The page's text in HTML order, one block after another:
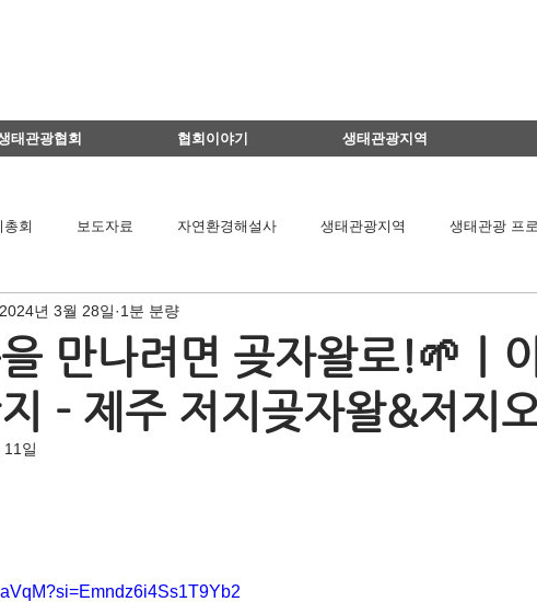
태관광협회 협회이야기 생태관광지역
총회 보도자료 자연환경해설사 생태관광지역 생태관광 프
이달의 생태관광지
연구용역관련 아카데미 간담회 기타 책 소개
만나려면 곶자왈로!🌱ㅣ
- 제주 저지곶자왈&저지
2024년 3월 28일 1분 분량
일